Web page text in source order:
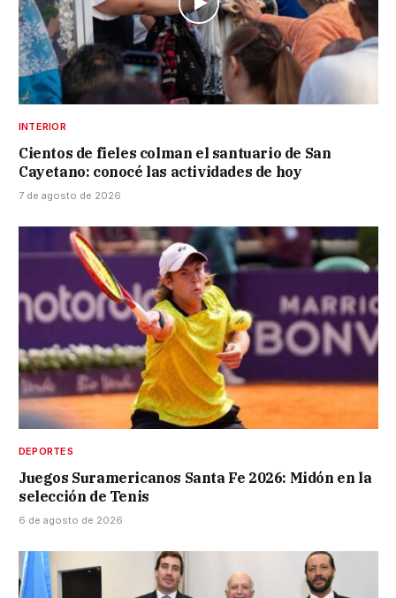
INTERIOR
Cientos de fieles colman el santuario de San
Cayetano: conocé las actividades de hoy
7 de agosto de 2026
DEPORTES
Juegos Suramericanos Santa Fe 2026: Midón en la
selección de Tenis
6 de agosto de 2026